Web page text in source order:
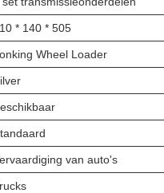
* 140 * 505
Wheel Loader
van auto's